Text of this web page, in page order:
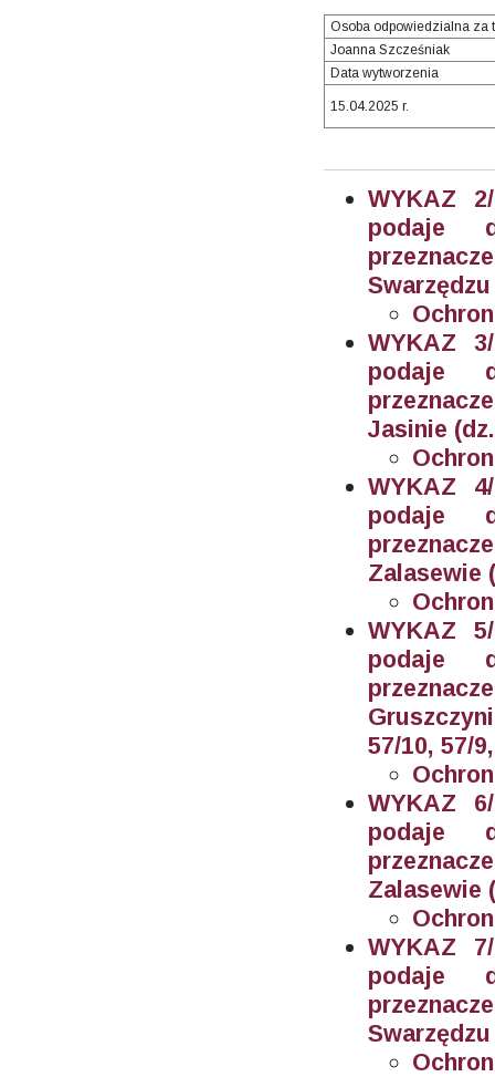
Osoba odpowiedzialna za
Joanna Szcześniak
Data wytworzenia
15.04.2025 r.
WYKAZ
podaje
WYKAZ
podaje
Jasinie
WYKAZ
podaje
Zalasewie
WYKAZ
podaje
57/10, 57/
WYKAZ
podaje
Zalasewie
WYKAZ
podaje